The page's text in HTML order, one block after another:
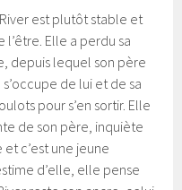
est plutôt stable et
l’être. Elle a perdu sa
depuis lequel son père
de lui et de sa
pour s’en sortir. Elle
de son père, inquiète
c’est une jeune
d’elle, elle pense